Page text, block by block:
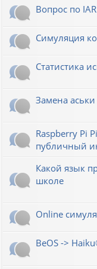
Вопрос по IAR
Симуляция
Статистика
Замена
Raspberry Pi
публичный
Какой язык
школе
Online
BeOS ->